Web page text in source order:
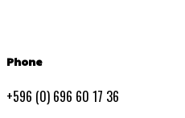
Phone
+596 (0) 696 60 17 36